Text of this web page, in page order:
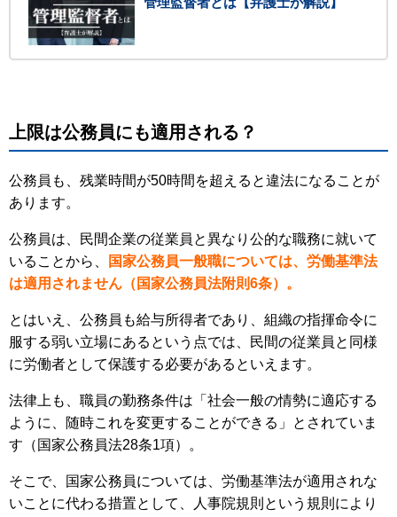
上限は公務員にも適用される？
公務員も、残業時間が50時間を超えると違法になることが
あります。
公務員は、民間企業の従業員と異なり公的な職務に就いて
いることから、
国家公務員一般職については、労働基準法
は適用されません（国家公務員法附則6条）。
とはいえ、公務員も給与所得者であり、組織の指揮命令に
服する弱い立場にあるという点では、民間の従業員と同様
に労働者として保護する必要があるといえます。
法律上も、職員の勤務条件は「社会一般の情勢に適応する
ように、随時これを変更することができる」とされていま
す（国家公務員法28条1項）。
そこで、国家公務員については、労働基準法が適用されな
いことに代わる措置として、人事院規則という規則により